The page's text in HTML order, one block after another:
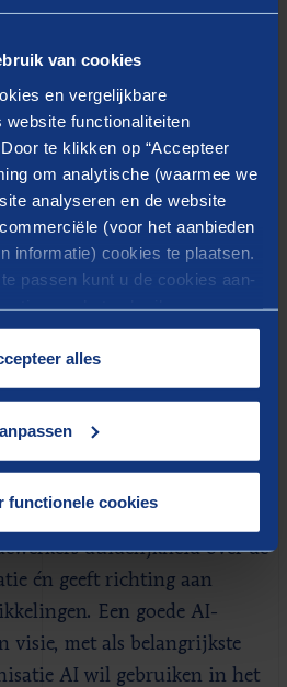
van cookies
en vergelijkbare
functionaliteiten
te klikken op “Accepteer
om analytische (waarmee we
analyseren en de website
(voor het aanbieden
informatie) cookies te plaatsen.
passen kunt u de cookies aan-
treft u in onze
alles
functionele cookies
goed onderzocht te
enigszins getemperd.
oplossing voor alles (maar
omdat andere soorten
of uitlegbaarheid essentieel is
Daarnaast staat of valt
goede prompt van de gebruiker
en beleid
voor een organisatie,
duidelijkheid over de
én geeft richting aan
Een goede AI-
visie, met als belangrijkste
AI wil gebruiken in het